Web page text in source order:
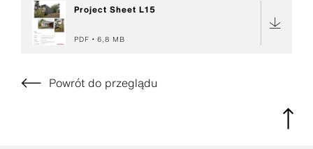
Project Sheet L15
PDF 6,8 MB
Powrót do przeglądu